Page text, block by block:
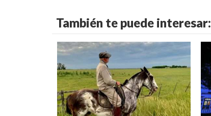
También te puede interesar: